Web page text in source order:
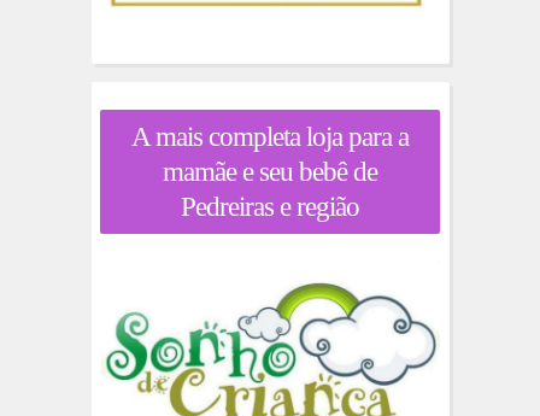
A mais completa loja para a
mamãe e seu bebê de
Pedreiras e região